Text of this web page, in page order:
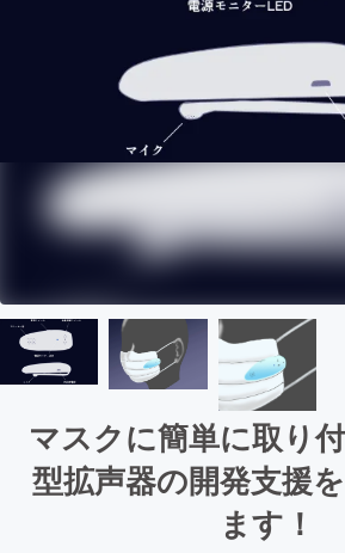
マスクに簡単に取り
型拡声器の開発支援
ます！